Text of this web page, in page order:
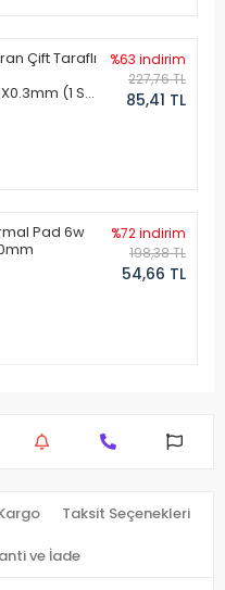
Çift Taraflı
(1 Set
%63 indirim
227,76 TL
85,41 TL
Pad 6w
%72 indirim
198,38 TL
54,66 TL
Taksit Seçenekleri
ve İade